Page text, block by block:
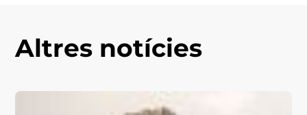
Altres notícies